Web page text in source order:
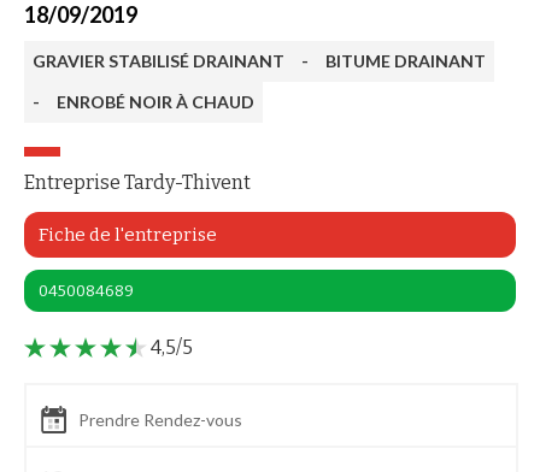
18/09/2019
GRAVIER STABILISÉ DRAINANT -
BITUME DRAINANT
-
ENROBÉ NOIR À CHAUD
Entreprise Tardy-Thivent
Fiche de l'entreprise
0450084689
4,5/5
Prendre Rendez-vous